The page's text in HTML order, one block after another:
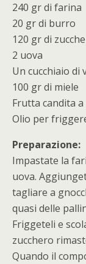
240 gr di farina
20 gr di burro
120 gr di
2 uova
Un cucchiaio di
100 gr di miele
Frutta candita
Olio per
Preparazione:
Impastate la
uova.
tagliare a
quasi delle
Friggeteli e
zucchero
Quando il